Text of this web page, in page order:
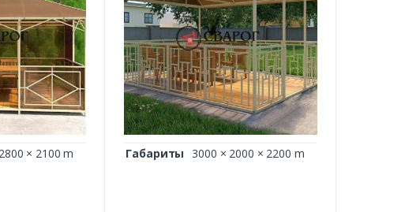
× 2100 m Габариты 3000 × 2000 × 2200 m